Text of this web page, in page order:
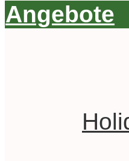
Angebote